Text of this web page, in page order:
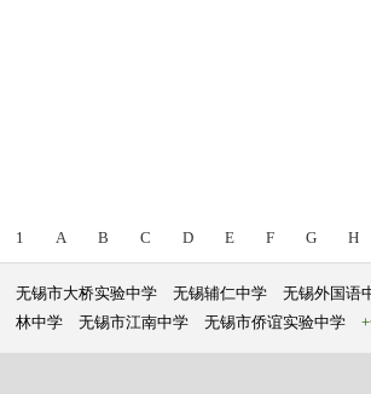
1 A B C D E F G H
无锡市大桥实验中学 无锡辅仁中学 无锡外国语
林中学
无锡市江南中学 无锡市侨谊实验中学